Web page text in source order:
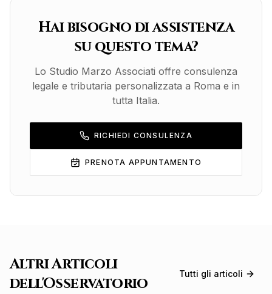
Hai bisogno di assistenza
su questo tema?
Lo Studio Marzo Associati offre consulenza
legale e tributaria personalizzata a Roma e in
tutta Italia.
RICHIEDI CONSULENZA
PRENOTA APPUNTAMENTO
Altri Articoli
dell'Osservatorio
Tutti gli articoli